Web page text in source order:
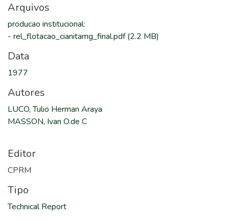
Arquivos
producao institucional:
- rel_flotacao_cianitamg_final.pdf(2.2 MB)
Data
1977
Autores
LUCO, Tulio Herman Araya
MASSON, Ivan O.de C
Editor
CPRM
Tipo
Technical Report